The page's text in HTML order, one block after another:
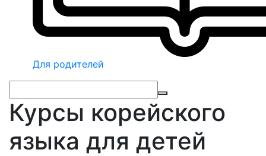
Для родителей
Курсы корейского
языка для детей